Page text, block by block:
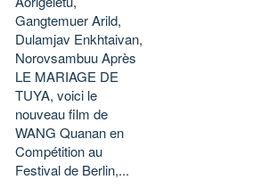
Gangtemuer Arild,
Dulamjav Enkhtaivan,
Norovsambuu Après
LE MARIAGE DE
TUYA, voici le
nouveau film de
WANG Quanan en
Compétition au
Festival de Berlin,...